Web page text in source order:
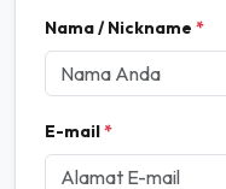
Nama / Nickname *
E-mail*